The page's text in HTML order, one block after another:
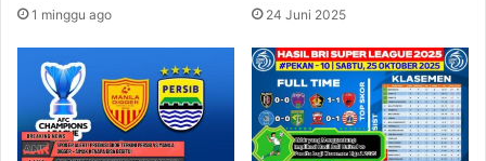
1 minggu ago 24 Juni 2025